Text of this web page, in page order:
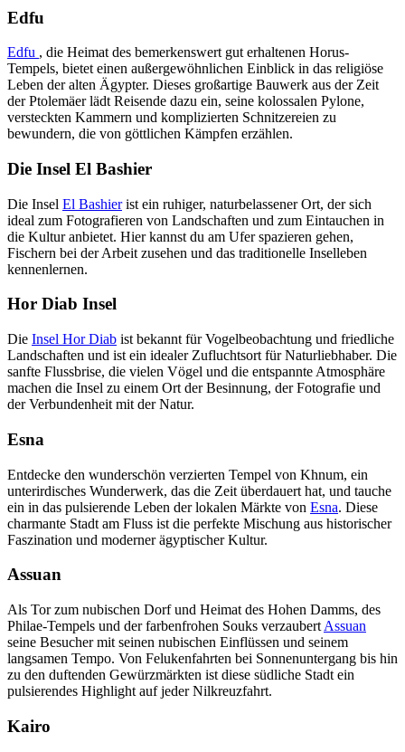
Edfu
Edfu , die Heimat des bemerkenswert gut erhaltenen Horus-
Tempels, bietet einen außergewöhnlichen Einblick in das religiöse
Leben der alten Ägypter. Dieses großartige Bauwerk aus der Zeit
der Ptolemäer lädt Reisende dazu ein, seine kolossalen Pylone,
versteckten Kammern und komplizierten Schnitzereien zu
bewundern, die von göttlichen Kämpfen erzählen.
Die Insel El Bashier
Die Insel El Bashierist ein ruhiger, naturbelassener Ort, der sich
ideal zum Fotografieren von Landschaften und zum Eintauchen in
die Kultur anbietet. Hier kannst du am Ufer spazieren gehen,
Fischern bei der Arbeit zusehen und das traditionelle Inselleben
kennenlernen.
Hor Diab Insel
Die Insel Hor Diab ist bekannt für Vogelbeobachtung und friedliche
Landschaften und ist ein idealer Zufluchtsort für Naturliebhaber. Die
sanfte Flussbrise, die vielen Vögel und die entspannte Atmosphäre
machen die Insel zu einem Ort der Besinnung, der Fotografie und
der Verbundenheit mit der Natur.
Esna
Entdecke den wunderschön verzierten Tempel von Khnum, ein
unterirdisches Wunderwerk, das die Zeit überdauert hat, und tauche
ein in das pulsierende Leben der lokalen Märkte von Esna. Diese
charmante Stadt am Fluss ist die perfekte Mischung aus historischer
Faszination und moderner ägyptischer Kultur.
Assuan
Als Tor zum nubischen Dorf und Heimat des Hohen Damms, des
Philae-Tempels und der farbenfrohen Souks verzaubert Assuan
seine Besucher mit seinen nubischen Einflüssen und seinem
langsamen Tempo. Von Felukenfahrten bei Sonnenuntergang bis hin
zu den duftenden Gewürzmärkten ist diese südliche Stadt ein
pulsierendes Highlight auf jeder Nilkreuzfahrt.
Kairo